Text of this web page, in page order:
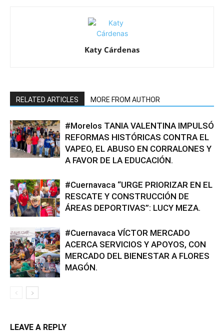
Katy Cárdenas
RELATED ARTICLES MORE FROM AUTHOR
#Morelos TANIA VALENTINA IMPULSÓ
REFORMAS HISTÓRICAS CONTRA EL
VAPEO, EL ABUSO EN CORRALONES Y
A FAVOR DE LA EDUCACIÓN.
#Cuernavaca “URGE PRIORIZAR EN EL
RESCATE Y CONSTRUCCIÓN DE
ÁREAS DEPORTIVAS”: LUCY MEZA.
#Cuernavaca VÍCTOR MERCADO
ACERCA SERVICIOS Y APOYOS, CON
MERCADO DEL BIENESTAR A FLORES
MAGÓN.
LEAVE A REPLY